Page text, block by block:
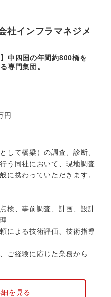
社インフラマネジメ
中四国の年間約800橋を
専門集団。
円
して橋梁）の調査、診断、
う同社において、現地調査
に携わっていただきます。
検、事前調査、計画、設計
による技術評価、技術指導
ご経験に応じた業務からお
んどは高知県内のため長期
を見る